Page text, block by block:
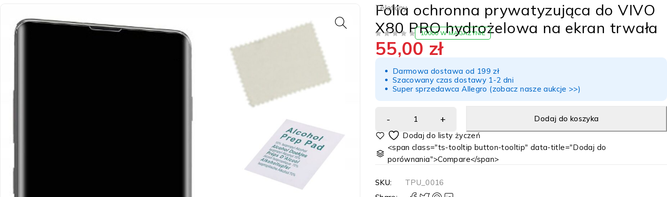
Telefony
Folia ochronna prywatyzująca do VIVO
X80 PRO hydrożelowa na ekran trwała
10000 W MAGAZYNIE
55,00 zł
Darmowa dostawa od 199 zł
Szacowany czas dostawy 1-2 dni
Super sprzedawca Allegro (zobacz nasze aukcje >>)
Dodaj do koszyka
<span class="ts-tooltip button-tooltip" data-title="Dodaj do
porównania">Compare</span>
SKU:
TPU_0016